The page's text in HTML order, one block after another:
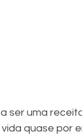
ser uma
quase por